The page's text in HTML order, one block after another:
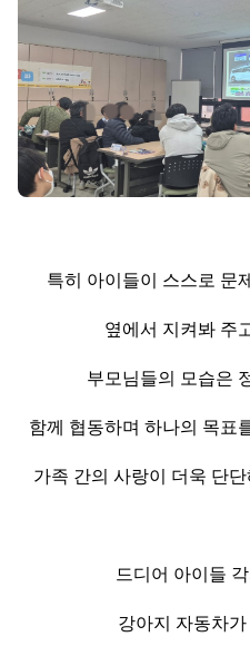
특히 아이들이 스스로 문
옆에서 지켜봐 주
부모님들의 모습은
함께 협동하며 하나의 목표
가족 간의 사랑이 더욱 단
드디어 아이들
강아지 자동차